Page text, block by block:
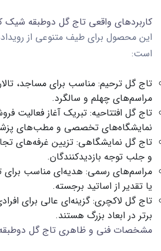
کاربردهای واقعی تاج گل دوطبقه شیک کد 191
این محصول برای طیف متنوعی از
است:
تاج گل ترحیم: مناسب برای مساجد،
مراسم‌های چهلم و سالگرد.
تاج گل افتتاحیه: تبریک آغاز فعالیت
نمایشگاه‌های تخصصی و مطب‌های
تاج گل نمایشگاهی: تزیین غرفه‌های
و جلب توجه بازدیدکنندگان.
مراسم‌های رسمی: هدیه‌ای مناسب برای
یا تقدیر از اساتید برجسته.
تاج گل لاکچری:گزینه‌ای عالی برای
برتر در ابعاد بزرگ هستند.
مشخصات فنی و ظاهری تاج گل دوطبقه